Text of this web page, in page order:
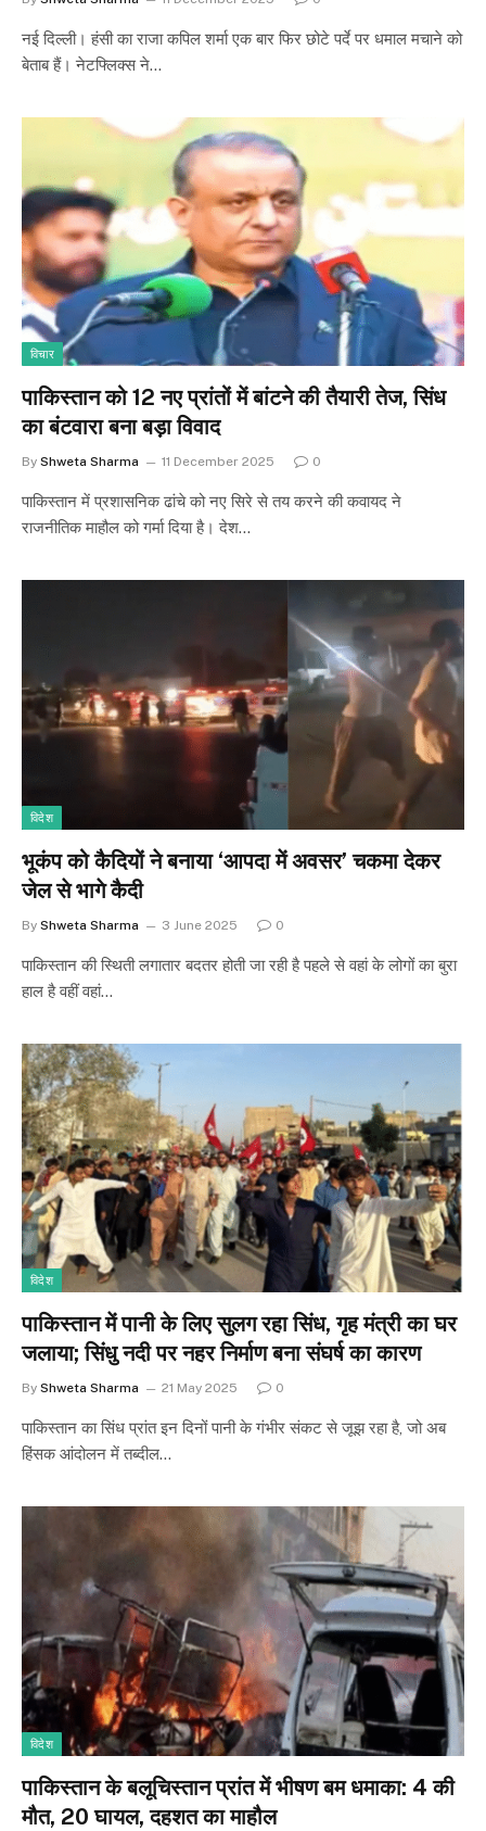
नई दिल्ली। हंसी का राजा कपिल शर्मा एक बार फिर छोटे पर्दे पर धमाल मचाने को
बेताब हैं। नेटफ्लिक्स ने…
विचार
पाकिस्तान को 12 नए प्रांतों में बांटने की तैयारी तेज, सिंध
का बंटवारा बना बड़ा विवाद
By Shweta Sharma 11 December 2025 0
पाकिस्तान में प्रशासनिक ढांचे को नए सिरे से तय करने की कवायद ने
राजनीतिक माहौल को गर्मा दिया है। देश…
विदेश
भूकंप को कैदियों ने बनाया ‘आपदा में अवसर’ चकमा देकर
जेल से भागे कैदी
By Shweta Sharma 3 June 2025 0
पाकिस्तान की स्थिती लगातार बदतर होती जा रही है पहले से वहां के लोगों का बुरा
हाल है वहीं वहां…
विदेश
पाकिस्तान में पानी के लिए सुलग रहा सिंध, गृह मंत्री का घर
जलाया; सिंधु नदी पर नहर निर्माण बना संघर्ष का कारण
By Shweta Sharma 21 May 2025 0
पाकिस्तान का सिंध प्रांत इन दिनों पानी के गंभीर संकट से जूझ रहा है, जो अब
हिंसक आंदोलन में तब्दील…
विदेश
पाकिस्तान के बलूचिस्तान प्रांत में भीषण बम धमाका: 4 की
मौत, 20 घायल, दहशत का माहौल